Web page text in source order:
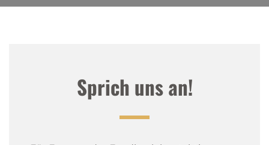
Sprich uns an!